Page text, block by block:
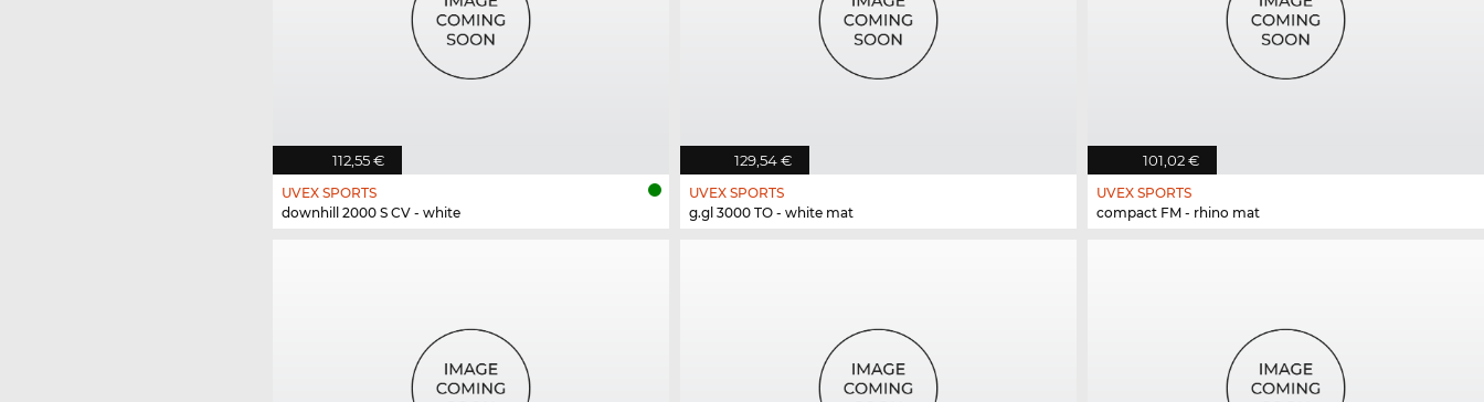
112,55 €
UVEX SPORTS
downhill 2000 S CV - white
129,54 €
UVEX SPORTS
g.gl 3000 TO - white mat
101,02 €
UVEX SPORTS
compact FM - rhino mat